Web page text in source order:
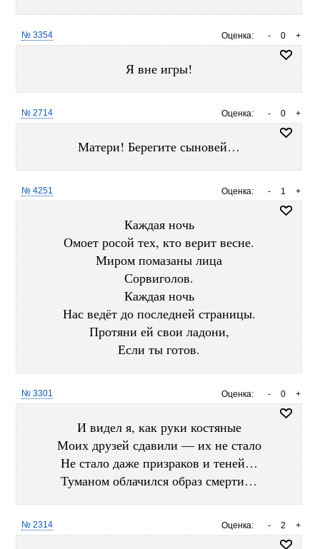
Оценка: +
0
-
№ 3354
Я вне игры!
Оценка: +
0
-
№ 2714
Матери! Берегите сыновей…
Оценка: +
1
-
№ 4251
Каждая ночь
Омоет росой тех, кто верит весне.
Миром помазаны лица
Сорвиголов.
Каждая ночь
Нас ведёт до последней страницы.
Протяни ей свои ладони,
Если ты готов.
Оценка: +
0
-
№ 3301
И видел я, как руки костяные
Моих друзей сдавили — их не стало
Не стало даже призраков и теней…
Туманом облачился образ смерти…
Оценка: +
2
-
№ 2314